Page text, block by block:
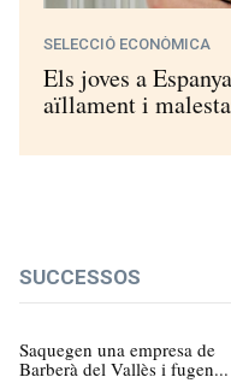
SELECCIÓ ECONÒMICA
Els joves a
aïllament i
SUCCESSOS
Saquegen una empresa de
Barberà del Vallès i fugen...